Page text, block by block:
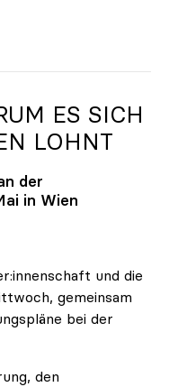
von
ES SICH
LOHNT
der
in Wien
und die
gemeinsam
bei der
den